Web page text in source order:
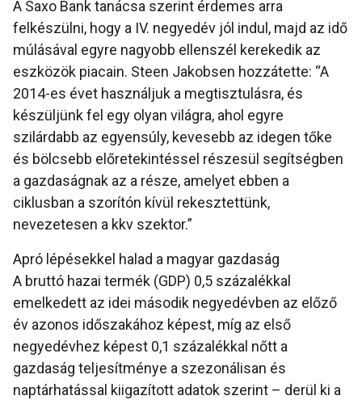
A Saxo Bank tanácsa szerint érdemes arra
felkészülni, hogy a IV. negyedév jól indul, majd az idő
múlásával egyre nagyobb ellenszél kerekedik az
eszközök piacain. Steen Jakobsen hozzátette: “A
2014-es évet használjuk a megtisztulásra, és
készüljünk fel egy olyan világra, ahol egyre
szilárdabb az egyensúly, kevesebb az idegen tőke
és bölcsebb előretekintéssel részesül segítségben
a gazdaságnak az a része, amelyet ebben a
ciklusban a szorítón kívül rekesztettünk,
nevezetesen a kkv szektor.”
Apró lépésekkel halad a magyar gazdaság
A bruttó hazai termék (GDP) 0,5 százalékkal
emelkedett az idei második negyedévben az előző
év azonos időszakához képest, míg az első
negyedévhez képest 0,1 százalékkal nőtt a
gazdaság teljesítménye a szezonálisan és
naptárhatással kiigazított adatok szerint – derül ki a